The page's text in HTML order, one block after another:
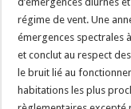
régime de vent. Une
émergences spectrales
et conclut au respect
le bruit lié au
habitations les plus